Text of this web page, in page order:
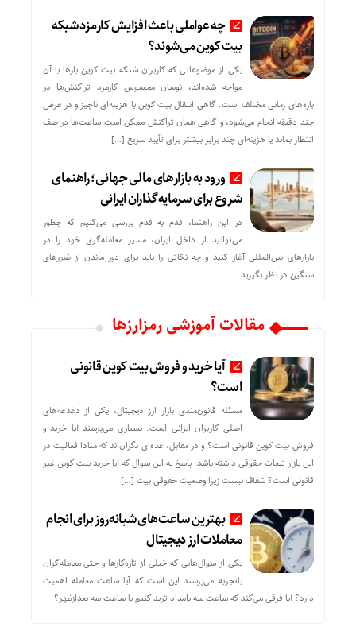
چه عواملی باعث افزایش کارمزد شبکه
بیت کوین می‌شوند؟
یکی از موضوعاتی که کاربران شبکه بیت کوین بارها با آن
مواجه شده‌اند، نوسان محسوس کارمزد تراکنش‌ها در
بازه‌های زمانی مختلف است. گاهی انتقال بیت کوین با هزینه‌ای ناچیز و در عرض
چند دقیقه انجام می‌شود، و گاهی همان تراکنش ممکن است ساعت‌ها در صف
انتظار بماند یا هزینه‌ای چند برابر بیشتر برای تأیید سریع […]
ورود به بازارهای مالی جهانی؛ راهنمای
شروع برای سرمایه‌گذاران ایرانی
در این راهنما، قدم به قدم بررسی می‌کنیم که چطور
می‌توانید از داخل ایران، مسیر معامله‌گری خود را در
بازارهای بین‌المللی آغاز کنید و چه نکاتی را باید برای دور ماندن از ضررهای
سنگین در نظر بگیرید.
مقالات آموزشی رمزارزها
آیا خرید و فروش بیت کوین قانونی
است؟
مسئله قانون‌مندی بازار ارز دیجیتال، یکی از دغدغه‌های
اصلی کاربران ایرانی است. بسیاری می‌پرسند آیا خرید و
فروش بیت کوین قانونی است؟ و در مقابل، عده‌ای نگران‌اند که مبادا فعالیت در
این بازار تبعات حقوقی داشته باشد. پاسخ به این سوال که آیا خرید بیت کوین غیر
قانونی است؟ شفاف نیست زیرا وضعیت حقوقی بیت‌ […]
بهترین ساعت‌های شبانه‌روز برای انجام
معاملات ارز دیجیتال
یکی از سوال‌هایی که خیلی از تازه‌کارها و حتی معامله‌گران
باتجربه می‌پرسند این است که آیا ساعت معامله اهمیت
دارد؟ آیا فرقی می‌کند که ساعت سه بامداد ترید کنیم یا ساعت سه بعدازظهر؟